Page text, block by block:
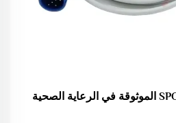
أهمية أجهزة استشعار SPO2 الموثوقة في الرعاية الصحية